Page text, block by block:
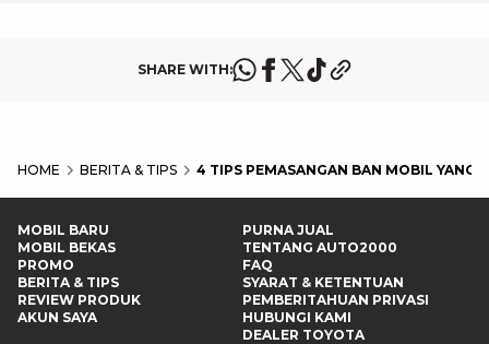
SHARE WITH:
HOME BERITA & TIPS 4 TIPS PEMASANGAN BAN MOBIL YANG
MOBIL BARU
MOBIL BEKAS
PROMO
BERITA & TIPS
REVIEW PRODUK
AKUN SAYA
PURNA JUAL
TENTANG AUTO2000
FAQ
SYARAT & KETENTUAN
PEMBERITAHUAN PRIVASI
HUBUNGI KAMI
DEALER TOYOTA